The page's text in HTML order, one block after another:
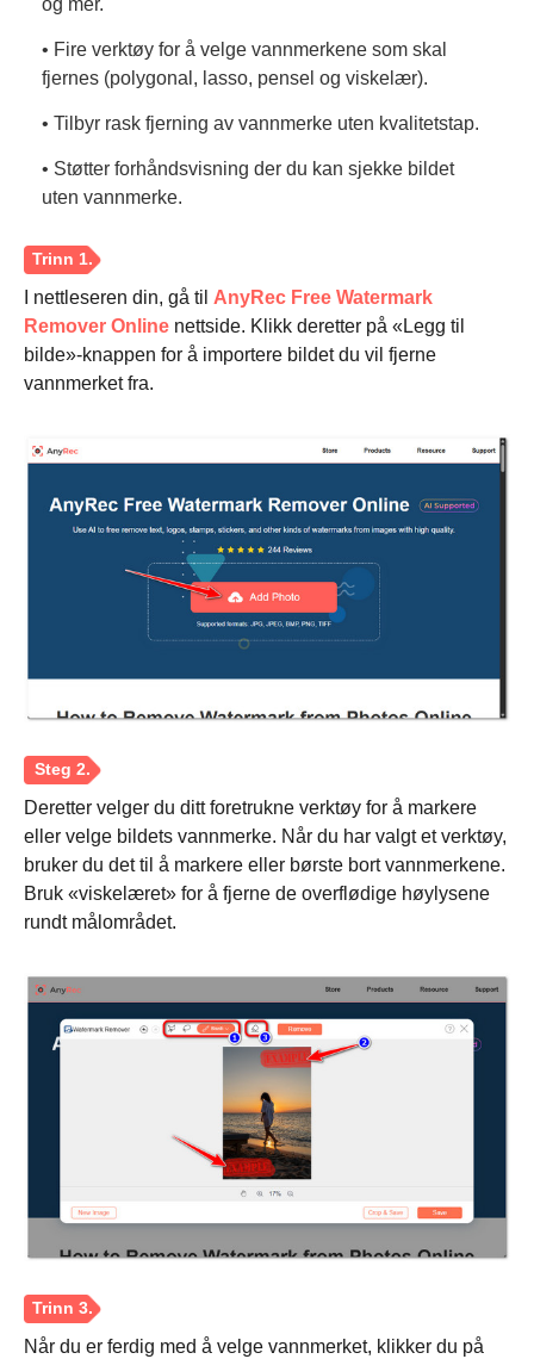
og mer.
• Fire verktøy for å velge vannmerkene som skal
fjernes (polygonal, lasso, pensel og viskelær).
• Tilbyr rask fjerning av vannmerke uten kvalitetstap.
• Støtter forhåndsvisning der du kan sjekke bildet
uten vannmerke.
I nettleseren din, gå til AnyRec Free Watermark
Remover Online nettside. Klikk deretter på «Legg til
bilde»-knappen for å importere bildet du vil fjerne
vannmerket fra.
Deretter velger du ditt foretrukne verktøy for å markere
eller velge bildets vannmerke. Når du har valgt et verktøy,
bruker du det til å markere eller børste bort vannmerkene.
Bruk «viskelæret» for å fjerne de overflødige høylysene
rundt målområdet.
Når du er ferdig med å velge vannmerket, klikker du på